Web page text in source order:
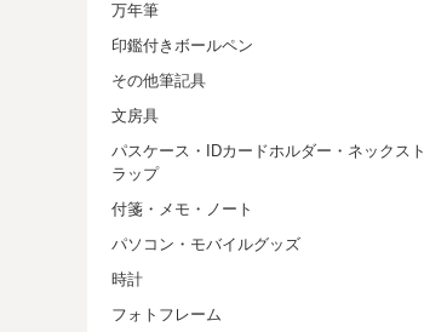
万年筆
印鑑付きボールペン
その他筆記具
文房具
パスケース・IDカードホルダー・ネックスト
ラップ
付箋・メモ・ノート
パソコン・モバイルグッズ
時計
フォトフレーム